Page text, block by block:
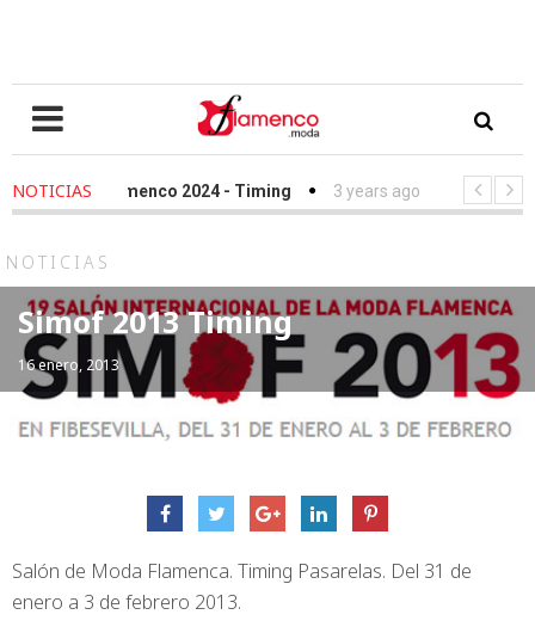
NOTICIAS
Love Flamenco 2024 - Timing 3 years ago - Simof 2023 -
NOTICIAS
Simof 2013 Timing
16 enero, 2013
Salón de Moda Flamenca. Timing Pasarelas. Del 31 de
enero a 3 de febrero 2013.